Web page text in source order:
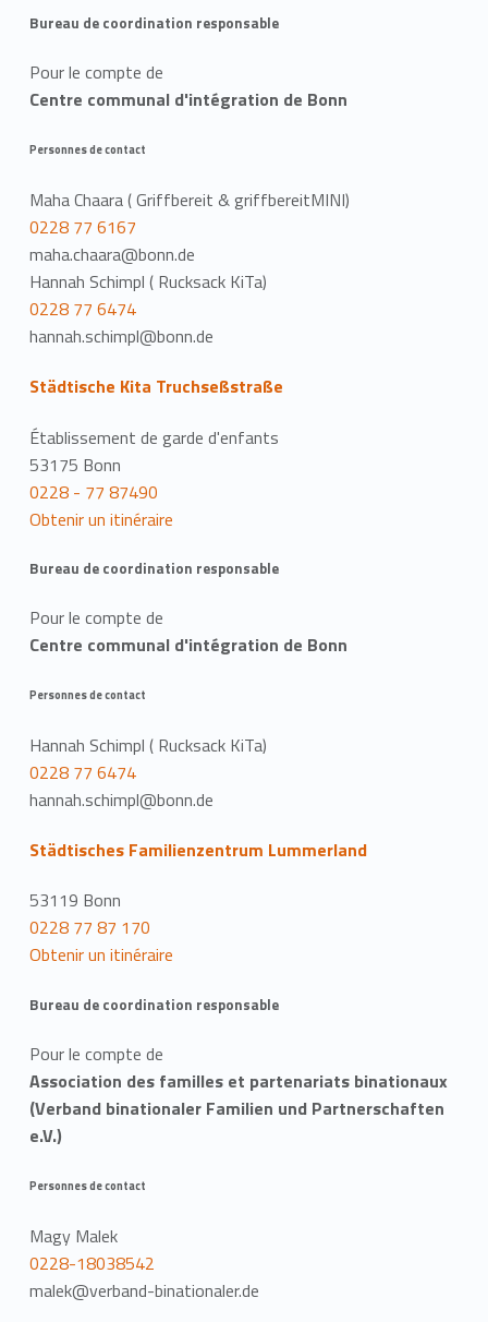
Bureau de coordination responsable
Pour le compte de
Centre communal d'intégration de Bonn
Personnes de contact
Maha Chaara ( Griffbereit & griffbereitMINI)
0228 77 6167
maha.chaara@bonn.de
Hannah Schimpl ( Rucksack KiTa)
0228 77 6474
hannah.schimpl@bonn.de
Städtische Kita Truchseßstraße
Établissement de garde d'enfants
53175 Bonn
0228 - 77 87490
Obtenir un itinéraire
Bureau de coordination responsable
Pour le compte de
Centre communal d'intégration de Bonn
Personnes de contact
Hannah Schimpl ( Rucksack KiTa)
0228 77 6474
hannah.schimpl@bonn.de
Städtisches Familienzentrum Lummerland
53119 Bonn
0228 77 87 170
Obtenir un itinéraire
Bureau de coordination responsable
Pour le compte de
Association des familles et partenariats binationaux
(Verband binationaler Familien und Partnerschaften
e.V.)
Personnes de contact
Magy Malek
0228-18038542
malek@verband-binationaler.de